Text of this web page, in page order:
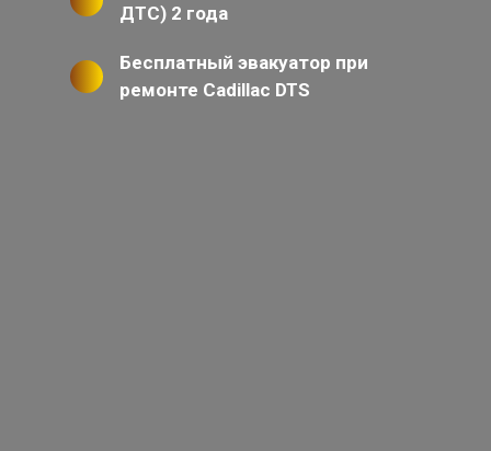
ДТС) 2 года
Бесплатный эвакуатор при
ремонте Cadillac DTS